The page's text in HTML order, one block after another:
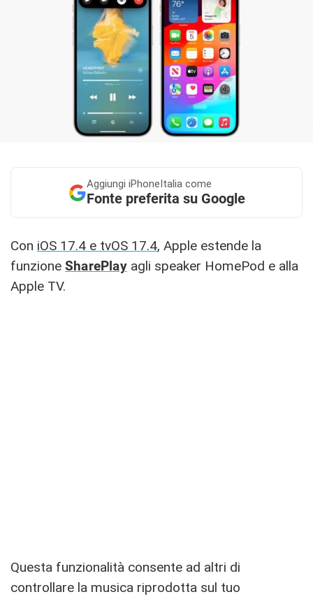
Aggiungi iPhoneItalia come
Fonte preferita su Google
Con iOS 17.4 e tvOS 17.4, Apple estende la
funzione SharePlayagli speaker HomePod e alla
Apple TV.
Questa funzionalità consente ad altri di
controllare la musica riprodotta sul tuo